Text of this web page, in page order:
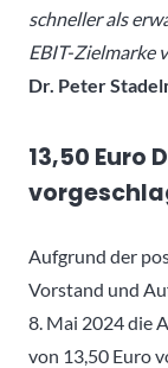
schneller als
EBIT-Zielmarke
Dr. Peter
13,50 Euro
Aufgrund der
Vorstand und
8. Mai 2024 die
von 13,50 Euro